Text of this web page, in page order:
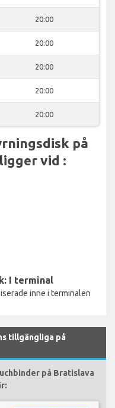
20:00
20:00
20:00
20:00
20:00
på
vid :
I terminal
inne i terminalen
tillgängliga på
på Bratislava